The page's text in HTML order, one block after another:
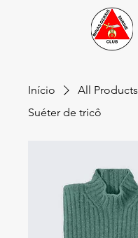
Início
All Products
Suéter de tricô